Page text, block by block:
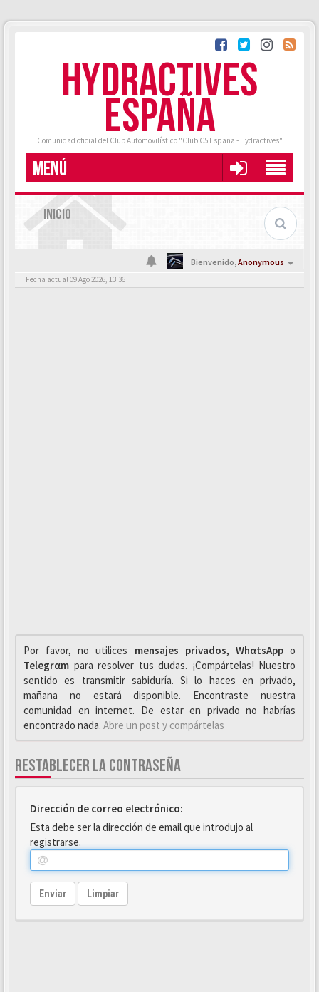
HYDRACTIVES
ESPAÑA
Comunidad oficial del Club Automovilístico "Club C5 España - Hydractives"
MENÚ
INICIO
Bienvenido,Anonymous
Fecha actual 09 Ago 2026, 13:36
Por favor, no utilices mensajes privados, WhαtsAppo
Telegrαm para resolver tus dudas. ¡Compártelas! Nuestro
sentido es transmitir sabiduría. Si lo haces en privado,
mañana no estará disponible. Encontraste nuestra
comunidad en internet. De estar en privado no habrías
encontrado nada. Abre un post y compártelas
RESTABLECER LA CONTRASEÑA
Dirección de correo electrónico:
Esta debe ser la dirección de email que introdujo al
registrarse.
Enviar Limpiar